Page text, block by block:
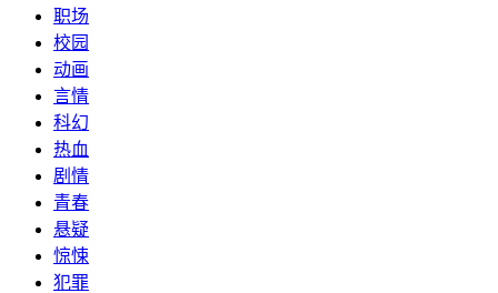
职场
校园
动画
言情
科幻
热血
剧情
青春
悬疑
惊悚
犯罪